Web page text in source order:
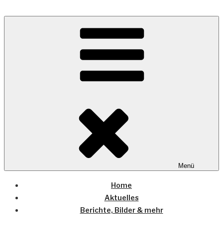
COUNTRYHOME
Wo die (Country-) Musik Zuhause ist
Menü
Home
Aktuelles
Berichte, Bilder & mehr